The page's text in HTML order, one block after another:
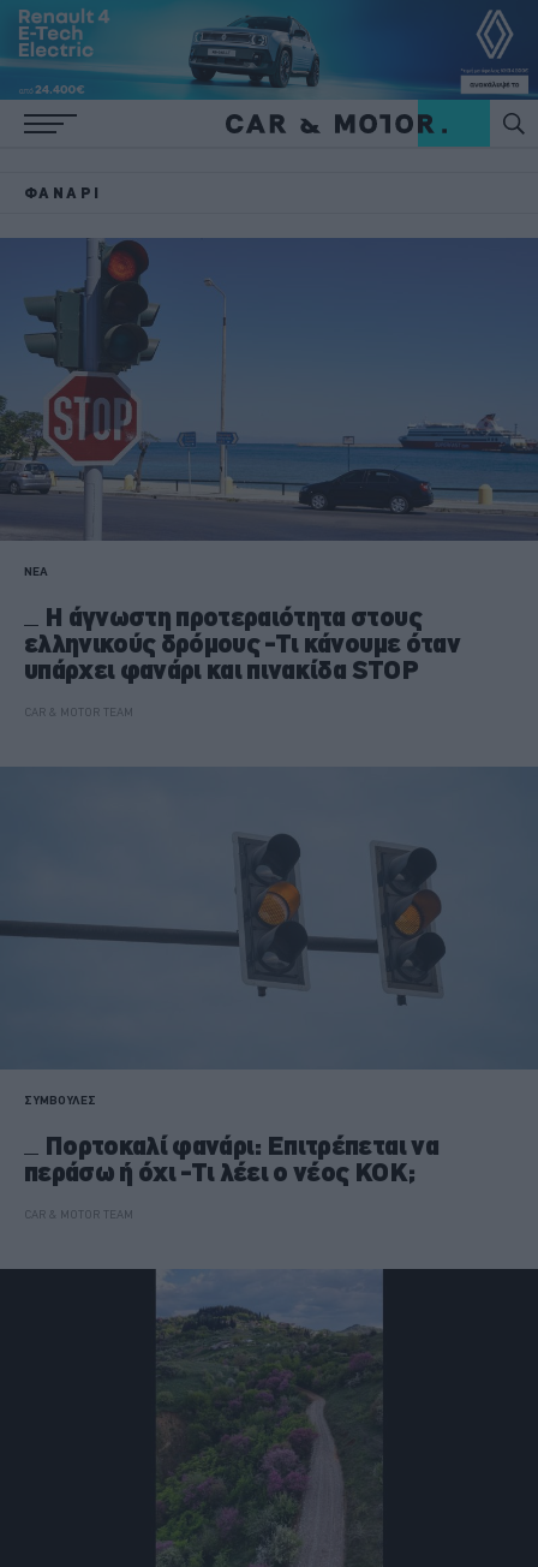
ΦΑΝΆΡΙ
ΝΕΑ
Η άγνωστη προτεραιότητα στους
ελληνικούς δρόμους -Τι κάνουμε όταν
υπάρχει φανάρι και πινακίδα STOP
CAR & MOTOR TEAM
ΣΥΜΒΟΥΛΕΣ
Πορτοκαλί φανάρι: Επιτρέπεται να
περάσω ή όχι -Τι λέει ο νέος ΚΟΚ;
CAR & MOTOR TEAM